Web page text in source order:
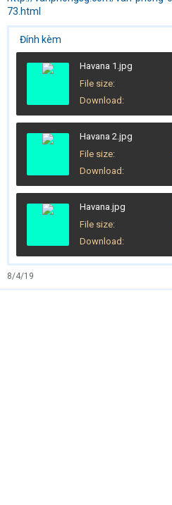
73.html
Đính kèm
Havana 1.jpg
File size
Download
Havana 2.jpg
File size
Download
Havana.jpg
File size
Download
8/4/19